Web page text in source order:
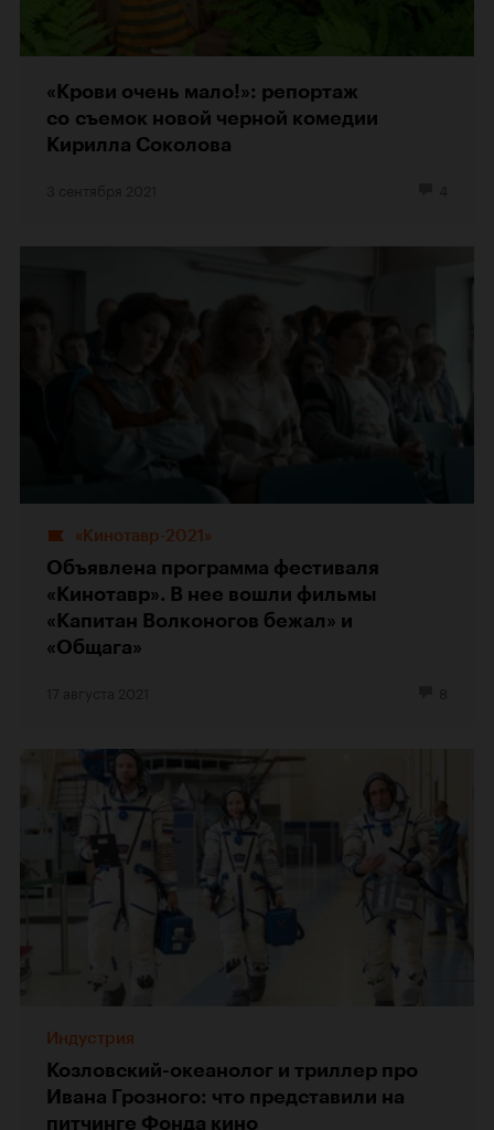
«Крови очень мало!»: репортаж
со съемок новой черной комедии
Кирилла Соколова
«Кинотавр-2021»
Объявлена программа фестиваля
«Кинотавр». В нее вошли фильмы
«Капитан Волконогов бежал» и
«Общага»
Индустрия
Козловский-океанолог и триллер про
Ивана Грозного: что представили на
питчинге Фонда кино